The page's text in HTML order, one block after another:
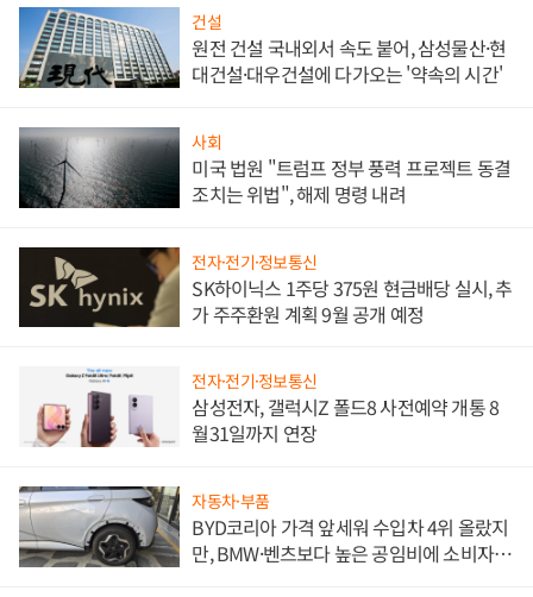
건설
원전 건설 국내외서 속도 붙어, 삼성물산·현
대건설·대우건설에 다가오는 '약속의 시간'
사회
미국 법원 "트럼프 정부 풍력 프로젝트 동결
조치는 위법", 해제 명령 내려
전자·전기·정보통신
SK하이닉스 1주당 375원 현금배당 실시, 추
가 주주환원 계획 9월 공개 예정
전자·전기·정보통신
삼성전자, 갤럭시Z 폴드8 사전예약 개통 8
월31일까지 연장
자동차·부품
BYD코리아 가격 앞세워 수입차 4위 올랐지
만, BMW·벤츠보다 높은 공임비에 소비자